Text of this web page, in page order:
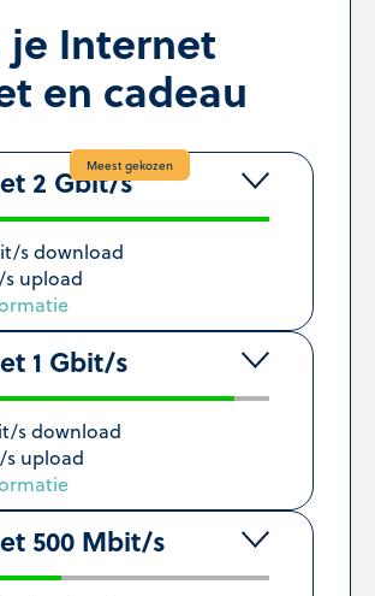
je Internet
en cadeau
2 Gbit/s
s download
upload
Meest gekozen
1 Gbit/s
s download
s upload
500 Mbit/s